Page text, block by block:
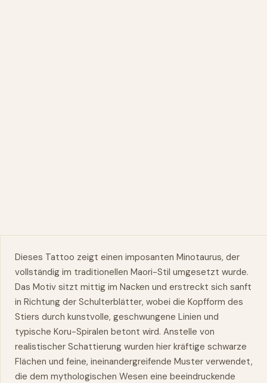
Dieses Tattoo zeigt einen imposanten Minotaurus, der
vollständig im traditionellen Maori-Stil umgesetzt wurde.
Das Motiv sitzt mittig im Nacken und erstreckt sich sanft
in Richtung der Schulterblätter, wobei die Kopfform des
Stiers durch kunstvolle, geschwungene Linien und
typische Koru-Spiralen betont wird. Anstelle von
realistischer Schattierung wurden hier kräftige schwarze
Flächen und feine, ineinandergreifende Muster verwendet,
die dem mythologischen Wesen eine beeindruckende